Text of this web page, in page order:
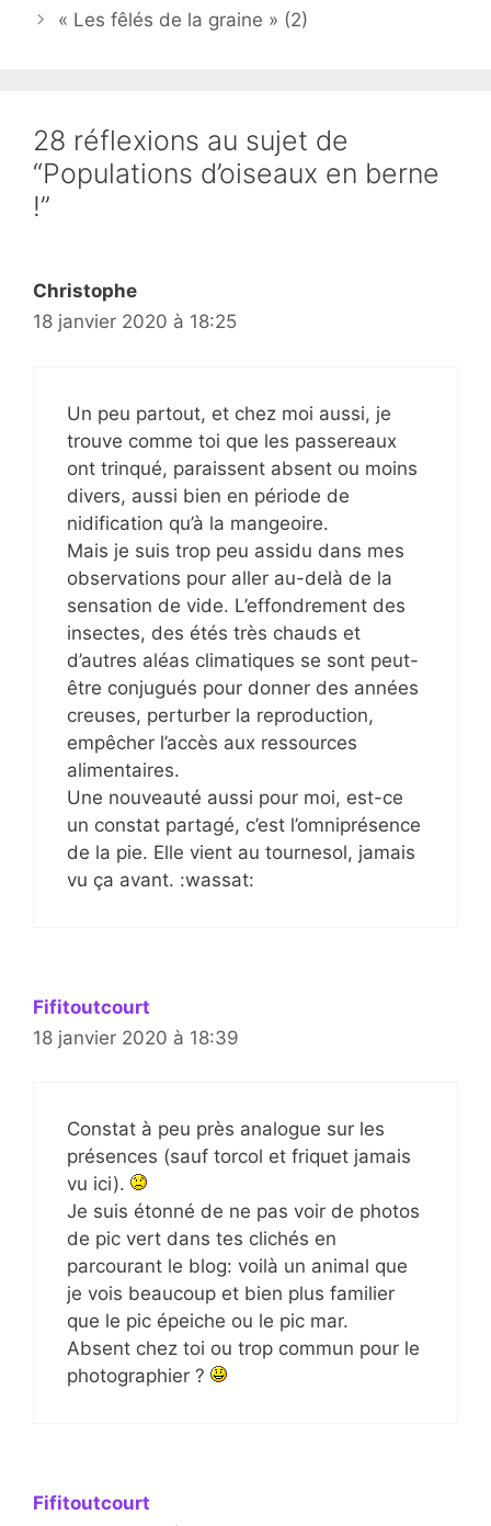
« Les fêlés de la graine » (2)
28 réflexions au sujet de
“Populations d’oiseaux en berne
!”
Christophe
18 janvier 2020 à 18:25
Un peu partout, et chez moi aussi, je
trouve comme toi que les passereaux
ont trinqué, paraissent absent ou moins
divers, aussi bien en période de
nidification qu’à la mangeoire.
Mais je suis trop peu assidu dans mes
observations pour aller au-delà de la
sensation de vide. L’effondrement des
insectes, des étés très chauds et
d’autres aléas climatiques se sont peut-
être conjugués pour donner des années
creuses, perturber la reproduction,
empêcher l’accès aux ressources
alimentaires.
Une nouveauté aussi pour moi, est-ce
un constat partagé, c’est l’omniprésence
de la pie. Elle vient au tournesol, jamais
vu ça avant. :wassat:
Fifitoutcourt
18 janvier 2020 à 18:39
Constat à peu près analogue sur les
présences (sauf torcol et friquet jamais
vu ici).
Je suis étonné de ne pas voir de photos
de pic vert dans tes clichés en
parcourant le blog: voilà un animal que
je vois beaucoup et bien plus familier
que le pic épeiche ou le pic mar.
Absent chez toi ou trop commun pour le
photographier ?
Fifitoutcourt